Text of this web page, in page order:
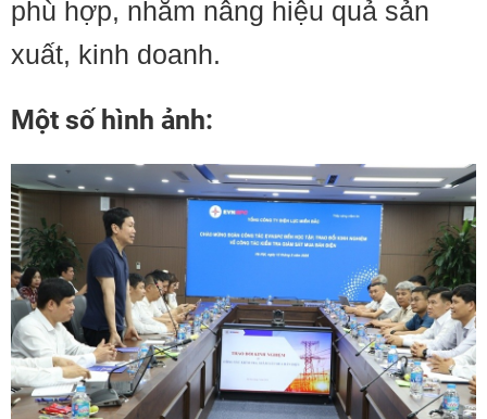
phù hợp, nhằm nâng hiệu quả sản
xuất, kinh doanh.
Một số hình ảnh: